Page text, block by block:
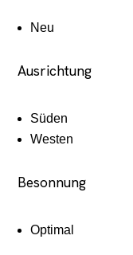
Neu
Ausrichtung
Süden
Westen
Besonnung
Optimal